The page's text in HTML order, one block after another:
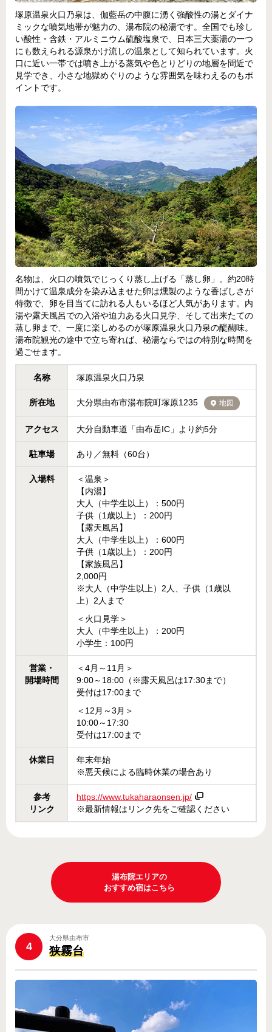
塚原温泉火口乃泉は、伽藍岳の中腹に湧く強酸性の湯とダイナ
ミックな噴気地帯が魅力の、湯布院の秘湯です。全国でも珍し
い酸性・含鉄・アルミニウム硫酸塩泉で、日本三大薬湯の一つ
にも数えられる源泉かけ流しの温泉として知られています。火
口に近い一帯では噴き上がる蒸気や色とりどりの地層を間近で
見学でき、小さな地獄めぐりのような雰囲気を味わえるのもポ
イントです。
名物は、火口の噴気でじっくり蒸し上げる「蒸し卵」。約20時
間かけて温泉成分を染み込ませた卵は燻製のような香ばしさが
特徴で、卵を目当てに訪れる人もいるほど人気があります。内
湯や露天風呂での入浴や迫力ある火口見学、そして出来たての
蒸し卵まで、一度に楽しめるのが塚原温泉火口乃泉の醍醐味。
湯布院観光の途中で立ち寄れば、秘湯ならではの特別な時間を
過ごせます。
名称 塚原温泉火口乃泉
所在地 大分県由布市湯布院町塚原1235 地図
アクセス 大分自動車道「由布岳IC」より約5分
駐車場 あり／無料（60台）
入場料
＜温泉＞
【内湯】
大人（中学生以上）：500円
子供（1歳以上）：200円
【露天風呂】
大人（中学生以上）：600円
子供（1歳以上）：200円
【家族風呂】
2,000円
※大人（中学生以上）2人、子供（1歳以
上）2人まで
＜火口見学＞
大人（中学生以上）：200円
小学生：100円
営業・
開場時間
＜4月～11月＞
9:00～18:00（※露天風呂は17:30まで）
受付は17:00まで
＜12月～3月＞
10:00～17:30
受付は17:00まで
休業日
年末年始
※悪天候による臨時休業の場合あり
参考
リンク
https://www.tukaharaonsen.jp/
※最新情報はリンク先をご確認ください
湯布院エリアの
おすすめ宿はこちら
4
大分県由布市
狭霧台